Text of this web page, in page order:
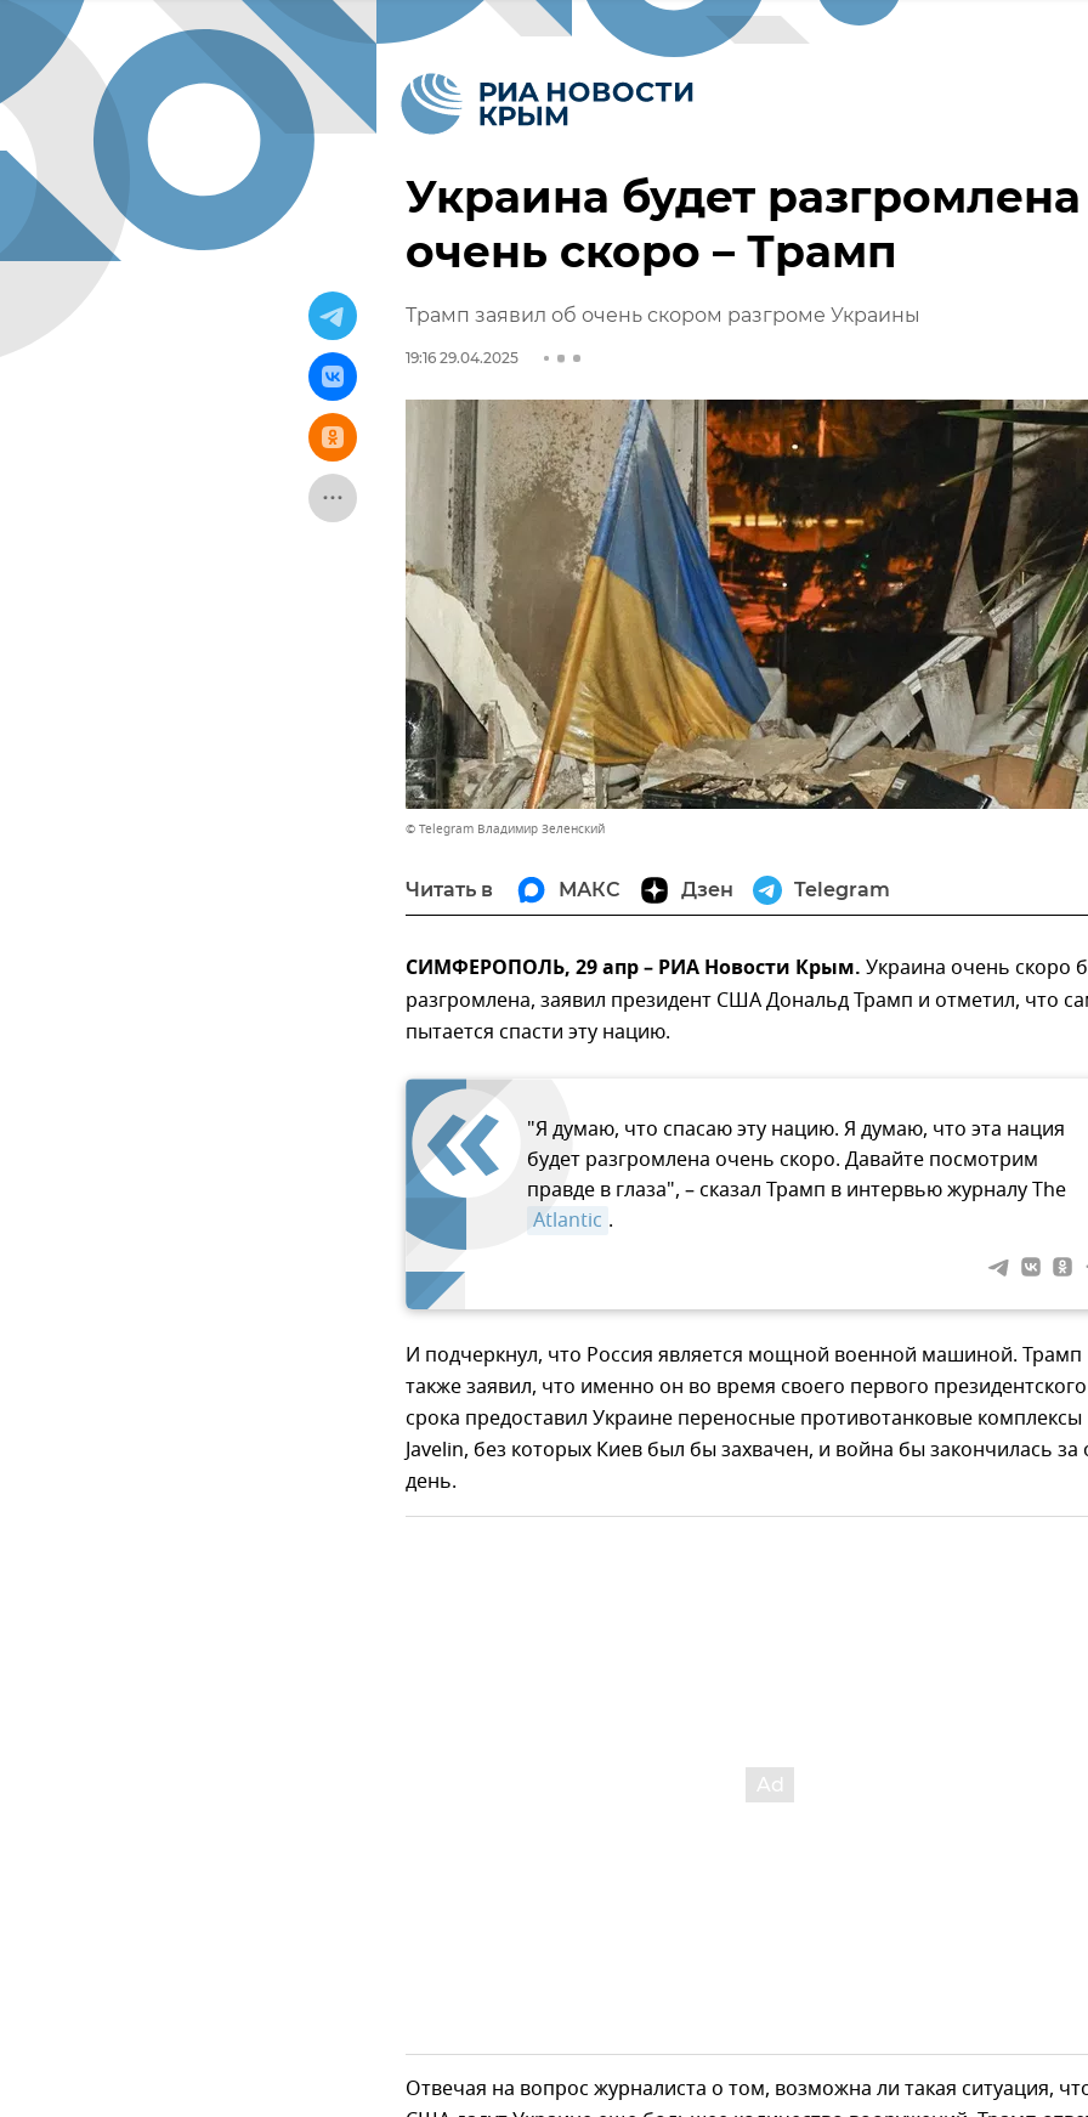
Украина будет разгромлена
очень скоро – Трамп
Трамп заявил об очень скором разгроме Украины
19:16 29.04.2025
© Telegram Владимир Зеленский
Читать в МАКС Дзен Telegram
СИМФЕРОПОЛЬ, 29 апр – РИА Новости Крым. Украина очень скоро
разгромлена, заявил президент США Дональд Трамп и отметил, что
пытается спасти эту нацию.
"Я думаю, что спасаю эту нацию. Я думаю, что эта нация
будет разгромлена очень скоро. Давайте посмотрим
правде в глаза", – сказал Трамп в интервью журналу The
Atlantic .
И подчеркнул, что Россия является мощной военной машиной. Трамп
также заявил, что именно он во время своего первого президентского
срока предоставил Украине переносные противотанковые комплексы
Javelin, без которых Киев был бы захвачен, и война бы закончилась за
день.
Отвечая на вопрос журналиста о том, возможна ли такая ситуация,